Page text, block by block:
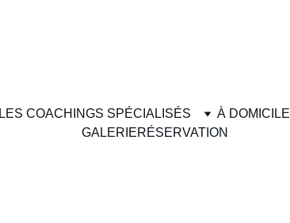
LES COACHINGS SPÉCIALISÉS À DOMICILE
GALERIERÉSERVATION